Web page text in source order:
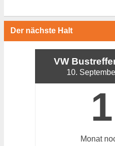
Der nächste Halt
VW
10.
1
Monat